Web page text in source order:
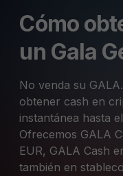
Cómo
un Gala
No venda su
obtener cash en
instantánea hasta
Ofrecemos GALA
EUR, GALA Cash
también en